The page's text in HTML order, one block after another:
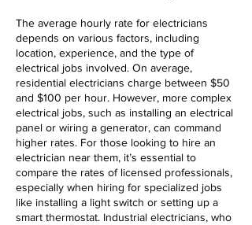
The average hourly rate for electricians
depends on various factors, including
location, experience, and the type of
electrical jobs involved. On average,
residential electricians charge between $50
and $100 per hour. However, more complex
electrical jobs, such as installing an electrical
panel or wiring a generator, can command
higher rates. For those looking to hire an
electrician near them, it’s essential to
compare the rates of licensed professionals,
especially when hiring for specialized jobs
like installing a light switch or setting up a
smart thermostat. Industrial electricians, who